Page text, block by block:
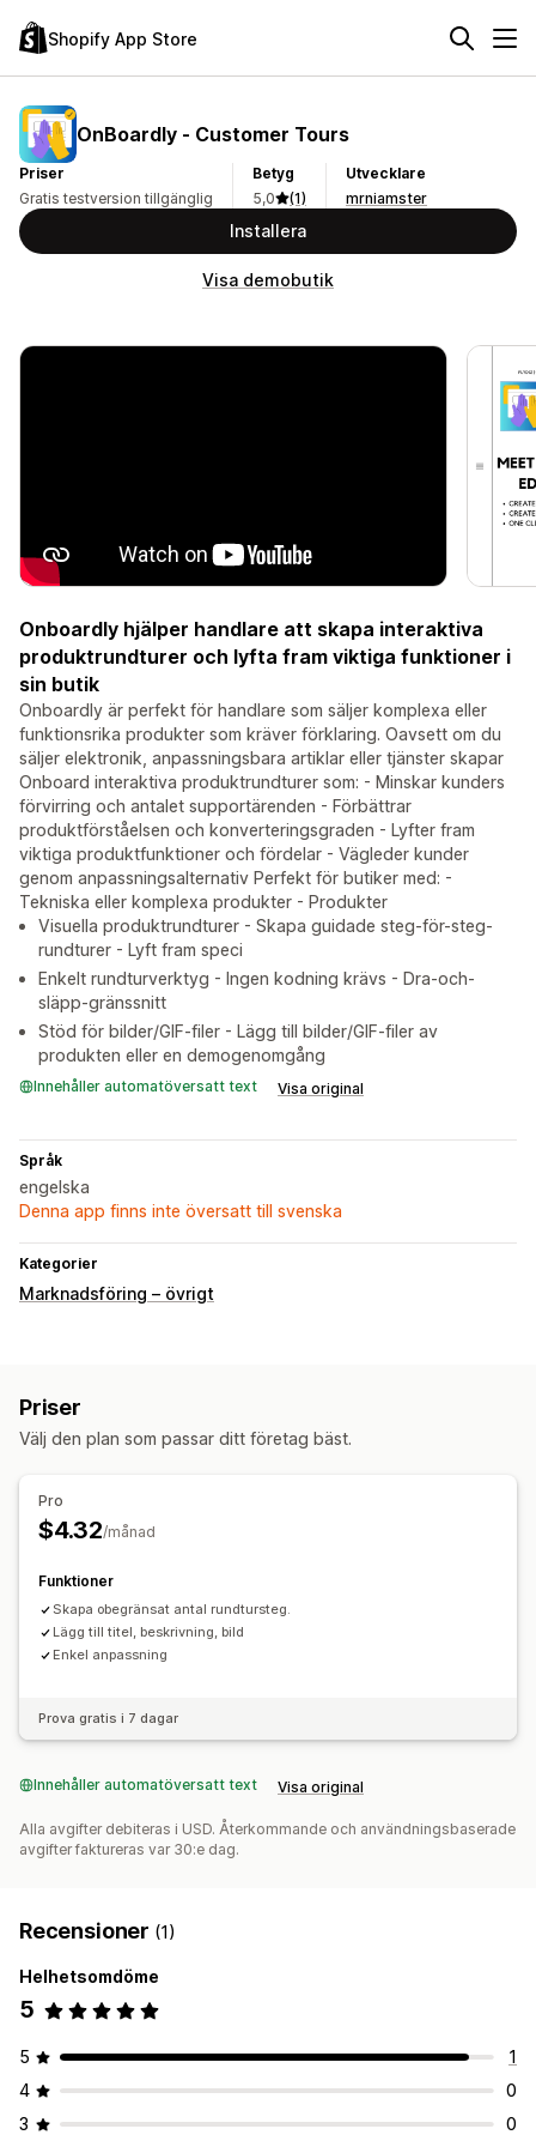
Shopify App Store
OnBoardly ‑ Customer Tours
Priser
Gratis testversion tillgänglig
Betyg
5,0
(1)
Utvecklare
mrniamster
Installera
Visa demobutik
Onboardly hjälper handlare att skapa interaktiva
produktrundturer och lyfta fram viktiga funktioner i
sin butik
Onboardly är perfekt för handlare som säljer komplexa eller
funktionsrika produkter som kräver förklaring. Oavsett om du
säljer elektronik, anpassningsbara artiklar eller tjänster skapar
Onboard interaktiva produktrundturer som: - Minskar kunders
förvirring och antalet supportärenden - Förbättrar
produktförståelsen och konverteringsgraden - Lyfter fram
viktiga produktfunktioner och fördelar - Vägleder kunder
genom anpassningsalternativ Perfekt för butiker med: -
Tekniska eller komplexa produkter - Produkter
Visuella produktrundturer - Skapa guidade steg-för-steg-
rundturer - Lyft fram speci
Enkelt rundturverktyg - Ingen kodning krävs - Dra-och-
släpp-gränssnitt
Stöd för bilder/GIF-filer - Lägg till bilder/GIF-filer av
produkten eller en demogenomgång
Innehåller automatöversatt text Visa original
Språk
engelska
Denna app finns inte översatt till svenska
Kategorier
Marknadsföring – övrigt
Priser
Välj den plan som passar ditt företag bäst.
Pro
$4.32/månad
Funktioner
Skapa obegränsat antal rundtursteg.
Lägg till titel, beskrivning, bild
Enkel anpassning
Prova gratis i 7 dagar
Innehåller automatöversatt text Visa original
Alla avgifter debiteras i USD. Återkommande och användningsbaserade
avgifter faktureras var 30:e dag.
Recensioner (1)
Helhetsomdöme
5
5
1
4
0
3
0